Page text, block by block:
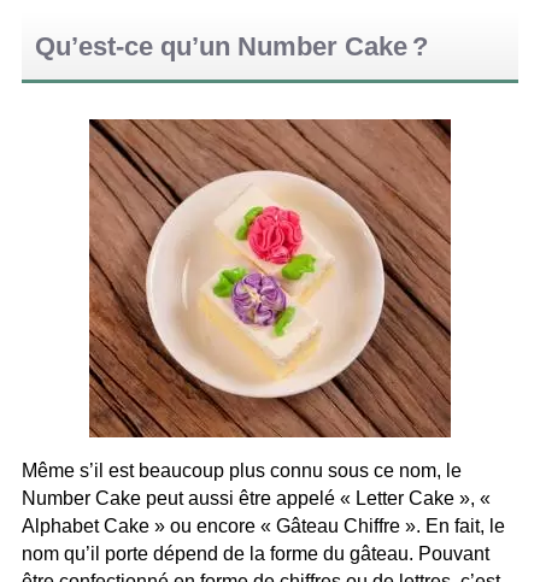
Qu’est-ce qu’un Number Cake ?
Même s’il est beaucoup plus connu sous ce nom, le
Number Cake peut aussi être appelé « Letter Cake », «
Alphabet Cake » ou encore « Gâteau Chiffre ». En fait, le
nom qu’il porte dépend de la forme du gâteau. Pouvant